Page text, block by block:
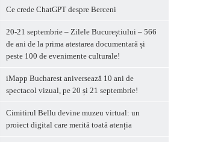
Ce crede ChatGPT despre Berceni
20-21 septembrie – Zilele Bucureștiului – 566
de ani de la prima atestarea documentară și
peste 100 de evenimente culturale!
iMapp Bucharest aniversează 10 ani de
spectacol vizual, pe 20 și 21 septembrie!
Cimitirul Bellu devine muzeu virtual: un
proiect digital care merită toată atenția